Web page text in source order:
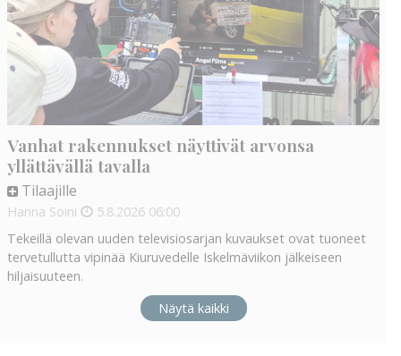
Vanhat rakennukset näyttivät arvonsa
yllättävällä tavalla
Tilaajille
Hanna Soini 5.8.2026 06:00
Tekeillä olevan uuden televisiosarjan kuvaukset ovat tuoneet
tervetullutta vipinää Kiuruvedelle Iskelmäviikon jälkeiseen
hiljaisuuteen.
Näytä kaikki